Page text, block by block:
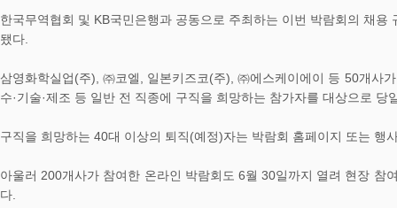
한국무역협회 및 KB국민은행과 공동으로 주최하는 이번 박람회의 채
됐다.
삼영화학실업(주), ㈜코엘, 일본키즈코(주), ㈜에스케이에이 등 50개사
수·기술·제조 등 일반 전 직종에 구직을 희망하는 참가자를 대상으로 당
구직을 희망하는 40대 이상의 퇴직(예정)자는 박람회 홈페이지 또는
아울러 200개사가 참여한 온라인 박람회도 6월 30일까지 열려 현장
다.